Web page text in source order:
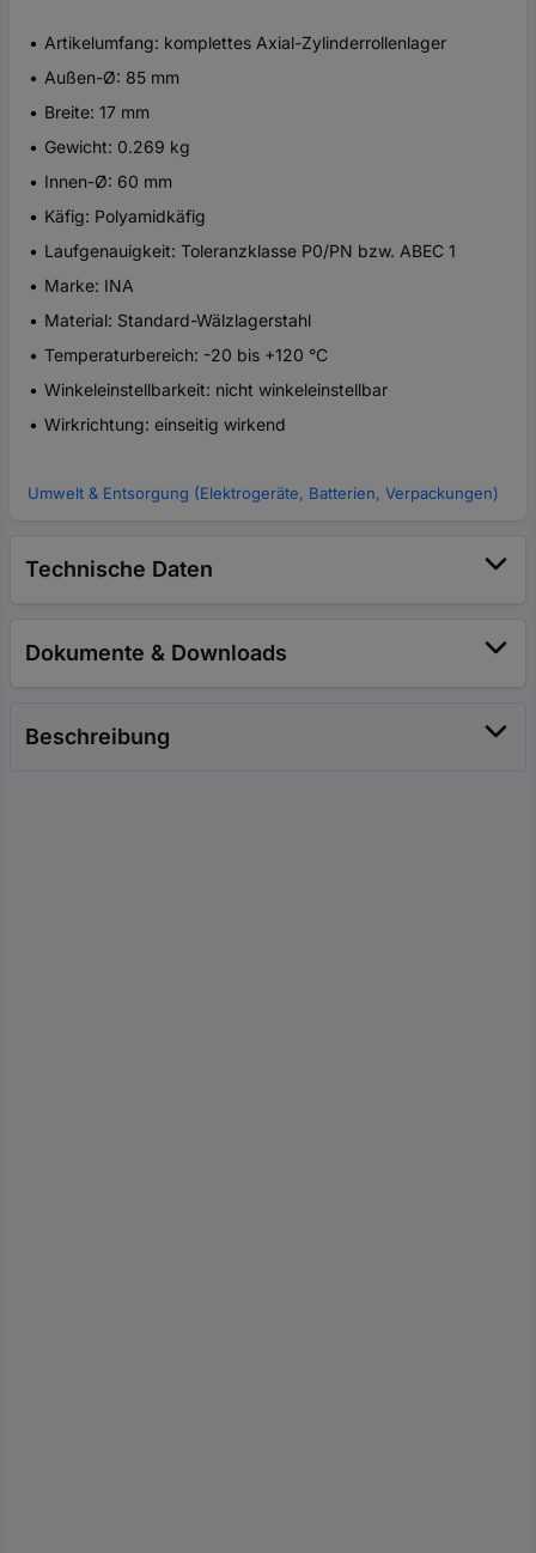
Artikelumfang: komplettes Axial-Zylinderrollenlager
Außen-Ø: 85 mm
Breite: 17 mm
Gewicht: 0.269 kg
Innen-Ø: 60 mm
Käfig: Polyamidkäfig
Laufgenauigkeit: Toleranzklasse P0/PN bzw. ABEC 1
Marke: INA
Material: Standard-Wälzlagerstahl
Temperaturbereich: -20 bis +120 °C
Winkeleinstellbarkeit: nicht winkeleinstellbar
Wirkrichtung: einseitig wirkend
Umwelt & Entsorgung (Elektrogeräte, Batterien, Verpackungen)
Technische Daten
Dokumente & Downloads
Beschreibung